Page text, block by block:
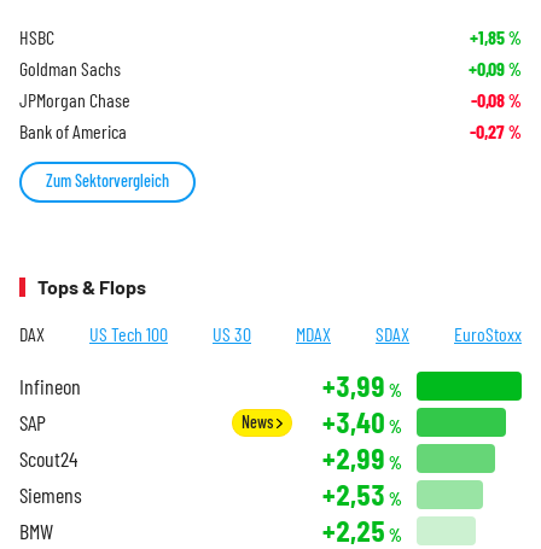
HSBC +1,85%
Goldman Sachs +0,09%
JPMorgan Chase -0,08%
Bank of America -0,27%
Zum Sektorvergleich
Tops & Flops
DAX US Tech 100 US 30 MDAX SDAX EuroStoxx
Infineon +3,99 %
SAP News +3,40 %
Scout24 +2,99 %
Siemens +2,53 %
BMW +2,25 %